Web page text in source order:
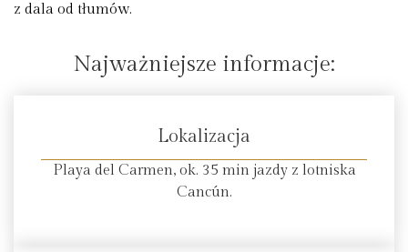
z dala od tłumów.
Najważniejsze informacje:
Lokalizacja
Playa del Carmen, ok. 35 min jazdy z lotniska
Cancún.